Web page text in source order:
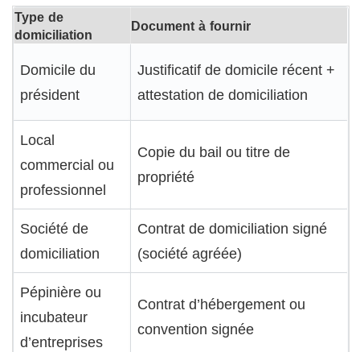
Type de
domiciliation
Document à fournir
Domicile du
président
Justificatif de domicile récent +
attestation de domiciliation
Local
commercial ou
professionnel
Copie du bail ou titre de
propriété
Société de
domiciliation
Contrat de domiciliation signé
(société agréée)
Pépinière ou
incubateur
d’entreprises
Contrat d’hébergement ou
convention signée